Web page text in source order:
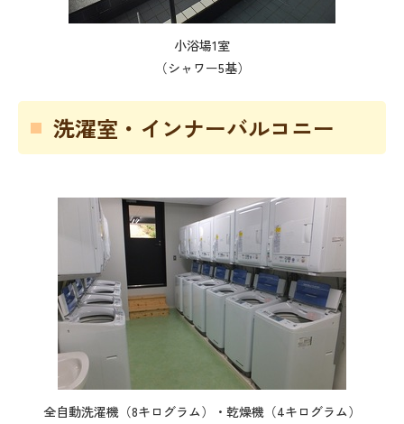
小浴場1室
（シャワー5基）
洗濯室・インナーバルコニー
全自動洗濯機（8キログラム）・乾燥機（4キログラム）